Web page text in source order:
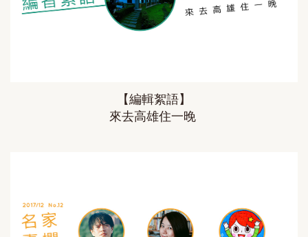
【編輯絮語】
來去高雄住一晚